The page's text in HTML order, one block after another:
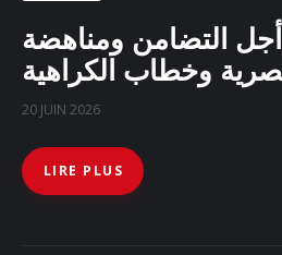
التضامن ومناهضة
وخطاب الكراهية
20 JUIN 2026
LIRE PLUS